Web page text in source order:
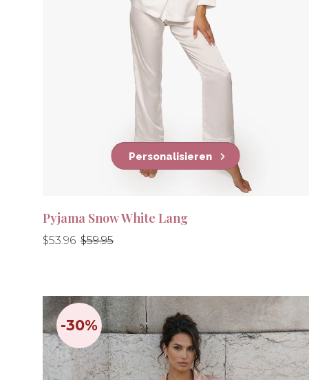
Personalisieren
Pyjama Snow White Lang
Normaler
$53.96
Normaler$59.95
-30%